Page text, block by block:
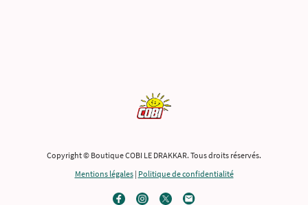
Copyright © Boutique COBI LE DRAKKAR. Tous droits réservés.
Mentions légales| Politique de confidentialité